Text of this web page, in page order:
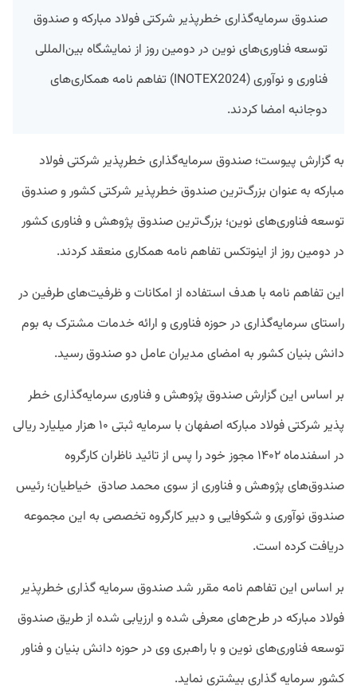
صندوق سرمایه‌گذاری خطرپذیر شرکتی فولاد مبارکه و صندوق
توسعه فناوری‌های نوین در دومین روز از نمایشگاه بین‌المللی
فناوری و نوآوری (INOTEX2024) تفاهم نامه همکاری‌های
دوجانبه امضا کردند.
به گزارش پیوست؛ صندوق سرمایه‌گذاری خطرپذیر شرکتی فولاد
مبارکه به عنوان بزرگ‌ترین صندوق خطرپذیر شرکتی کشور و صندوق
توسعه فناوری‌های نوین؛ بزرگ‌ترین صندوق پژوهش و فناوری کشور
در دومین روز از اینوتکس تفاهم نامه همکاری منعقد کردند.
این تفاهم نامه با هدف استفاده از امکانات و ظرفیت‌های طرفین در
راستای سرمایه‌گذاری در حوزه فناوری و ارائه خدمات مشترک به بوم
دانش بنیان کشور به امضای مدیران عامل دو صندوق رسید.
بر اساس این گزارش صندوق پژوهش و فناوری سرمایه‌گذاری خطر
پذیر شرکتی فولاد مبارکه اصفهان با سرمایه ثبتی ۱۰ هزار میلیارد ریالی
در اسفندماه ۱۴۰۲ مجوز خود را پس از تائید ناظران کارگروه
صندوق‌های پژوهش و فناوری از سوی محمد صادق خیاطیان؛ رئیس
صندوق نوآوری و شکوفایی و دبیر کارگروه تخصصی به این مجموعه
دریافت کرده است.
بر اساس این تفاهم نامه مقرر شد صندوق سرمایه گذاری خطرپذیر
فولاد مبارکه در طرح‌های معرفی شده و ارزیابی شده از طریق صندوق
توسعه فناوری‌های نوین و با راهبری وی در حوزه دانش بنیان و فناور
کشور سرمایه گذاری بیشتری نماید.